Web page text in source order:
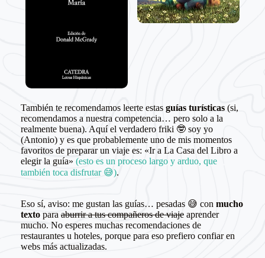
También te recomendamos leerte estas guías turísticas (si,
recomendamos a nuestra competencia… pero solo a la
realmente buena). Aquí el verdadero friki 🤓 soy yo
(Antonio) y es que probablemente uno de mis momentos
favoritos de preparar un viaje es: «Ir a La Casa del Libro a
elegir la guía» (esto es un proceso largo y arduo, que
también toca disfrutar 😅).
Eso sí, aviso: me gustan las guías… pesadas 😅 con mucho
textoparaaburrir a tus compañeros de viajeaprender
mucho. No esperes muchas recomendaciones de
restaurantes u hoteles, porque para eso prefiero confiar en
webs más actualizadas.